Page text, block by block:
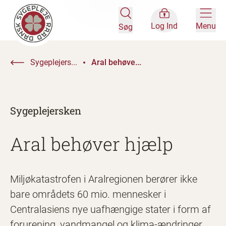
Søg Log Ind Menu
Sygeplejers... Aral behøve...
Sygeplejersken
Aral behøver hjælp
Miljøkatastrofen i Aralregionen berører ikke
bare områdets 60 mio. mennesker i
Centralasiens nye uafhængige stater i form af